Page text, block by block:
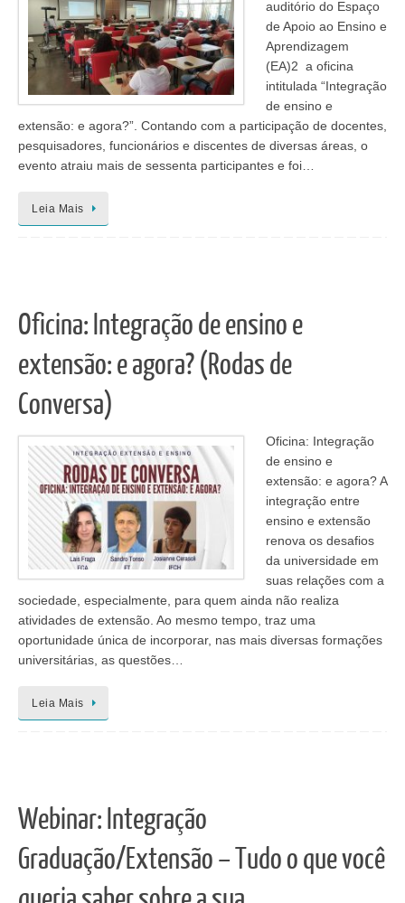
auditório do Espaço
de Apoio ao Ensino e
Aprendizagem
(EA)2 a oficina
intitulada “Integração
de ensino e
extensão: e agora?”. Contando com a participação de docentes,
pesquisadores, funcionários e discentes de diversas áreas, o
evento atraiu mais de sessenta participantes e foi…
Leia Mais
Oficina: Integração de ensino e
extensão: e agora? (Rodas de
Conversa)
Oficina: Integração
de ensino e
extensão: e agora? A
integração entre
ensino e extensão
renova os desafios
da universidade em
suas relações com a
sociedade, especialmente, para quem ainda não realiza
atividades de extensão. Ao mesmo tempo, traz uma
oportunidade única de incorporar, nas mais diversas formações
universitárias, as questões…
Leia Mais
Webinar: Integração
Graduação/Extensão – Tudo o que você